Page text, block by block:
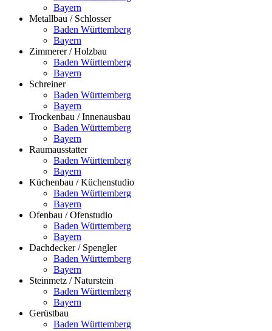
Bayern
Metallbau / Schlosser
Baden Württemberg
Bayern
Zimmerer / Holzbau
Baden Württemberg
Bayern
Schreiner
Baden Württemberg
Bayern
Trockenbau / Innenausbau
Baden Württemberg
Bayern
Raumausstatter
Baden Württemberg
Bayern
Küchenbau / Küchenstudio
Baden Württemberg
Bayern
Ofenbau / Ofenstudio
Baden Württemberg
Bayern
Dachdecker / Spengler
Baden Württemberg
Bayern
Steinmetz / Naturstein
Baden Württemberg
Bayern
Gerüstbau
Baden Württemberg